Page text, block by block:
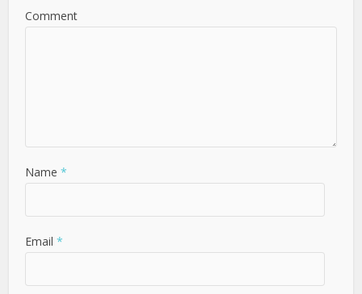
Comment
Name *
Email *